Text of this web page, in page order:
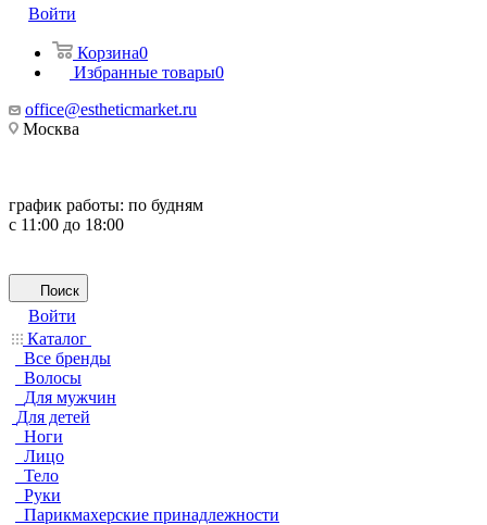
Войти
Корзина0
Избранные товары0
office@estheticmarket.ru
Москва
график работы: по будням
с 11:00 до 18:00
Поиск
Войти
Каталог
Все бренды
Волосы
Для мужчин
Для детей
Ноги
Лицо
Тело
Руки
Парикмахерские принадлежности